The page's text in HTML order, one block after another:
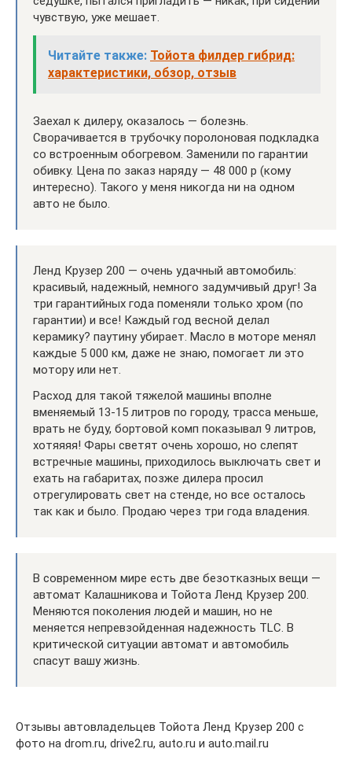
чувствую, уже мешает.
Читайте также: Тойота филдер гибрид:
характеристики, обзор, отзыв
Заехал к дилеру, оказалось — болезнь.
Сворачивается в трубочку поролоновая подкладка
со встроенным обогревом. Заменили по гарантии
обивку. Цена по заказ наряду — 48 000 р (кому
интересно). Такого у меня никогда ни на одном
авто не было.
Ленд Крузер 200 — очень удачный автомобиль:
красивый, надежный, немного задумчивый друг! За
три гарантийных года поменяли только хром (по
гарантии) и все! Каждый год весной делал
керамику? паутину убирает. Масло в моторе менял
каждые 5 000 км, даже не знаю, помогает ли это
мотору или нет.
Расход для такой тяжелой машины вполне
вменяемый 13-15 литров по городу, трасса меньше,
врать не буду, бортовой комп показывал 9 литров,
хотяяяя! Фары светят очень хорошо, но слепят
встречные машины, приходилось выключать свет и
ехать на габаритах, позже дилера просил
отрегулировать свет на стенде, но все осталось
так как и было. Продаю через три года владения.
В современном мире есть две безотказных вещи —
автомат Калашникова и Тойота Ленд Крузер 200.
Меняются поколения людей и машин, но не
меняется непревзойденная надежность TLC. В
критической ситуации автомат и автомобиль
спасут вашу жизнь.
Отзывы автовладельцев Тойота Ленд Крузер 200 с
фото на drom.ru, drive2.ru, auto.ru и auto.mail.ru